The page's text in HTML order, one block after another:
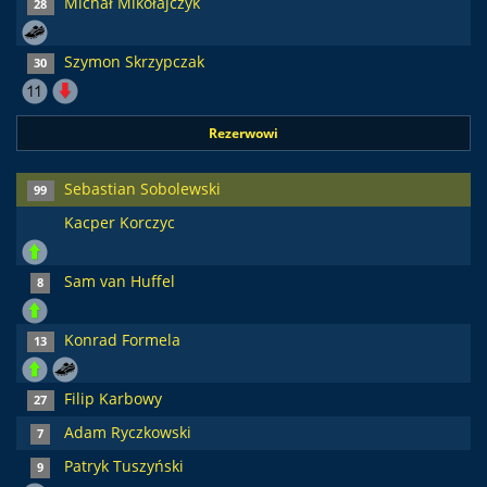
28
30 Szymon Skrzypczak
Rezerwowi
99
Sebastian Sobolewski
Kacper Korczyc
8 Sam van Huffel
13 Konrad Formela
27 Filip Karbowy
7 Adam Ryczkowski
9 Patryk Tuszyński